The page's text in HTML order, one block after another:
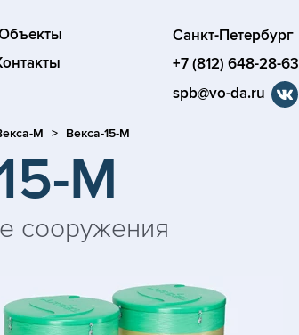
Санкт-Петербург
+7 (812) 648-28-63
spb@vo-da.ru
М Векса-15-М
М
сооружения